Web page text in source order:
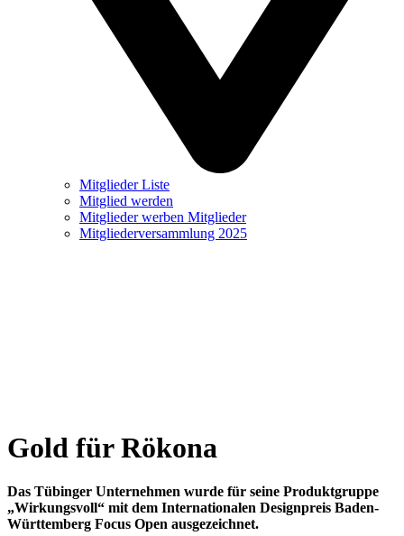
Mitglieder Liste
Mitglied werden
Mitglieder werben Mitglieder
Mitgliederversammlung 2025
Gold für Rökona
Das Tübinger Unternehmen wurde für seine Produktgruppe
„Wirkungsvoll“ mit dem Internationalen Designpreis Baden-
Württemberg Focus Open ausgezeichnet.